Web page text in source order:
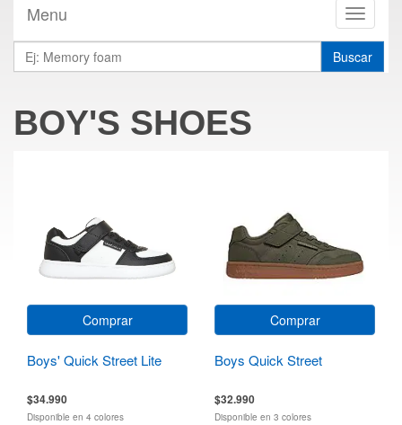
Toggle
Menu
Buscar
BOY'S SHOES
Comprar
Boys' Quick Street Lite
$34.990
Disponible en 4 colores
Comprar
Boys Quick Street
$32.990
Disponible en 3 colores